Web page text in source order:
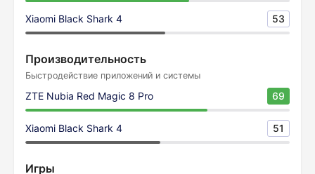
Xiaomi Black Shark 4 53
Производительность
Быстродействие приложений и системы
ZTE Nubia Red Magic 8 Pro 69
Xiaomi Black Shark 4 51
Игры